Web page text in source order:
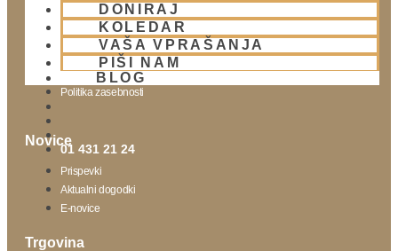
DONIRAJ
KOLEDAR
VAŠA VPRAŠANJA
PIŠI NAM
BLOG
01 431 21 24
Lokacija
Urnik templja
Nedeljsko srečanje
Parkiranje
Politika zasebnosti
Novice
Prispevki
Aktualni dogodki
E-novice
Trgovina